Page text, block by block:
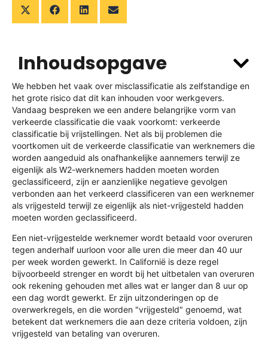
Inhoudsopgave
We hebben het vaak over misclassificatie als zelfstandige en
het grote risico dat dit kan inhouden voor werkgevers.
Vandaag bespreken we een andere belangrijke vorm van
verkeerde classificatie die vaak voorkomt: verkeerde
classificatie bij vrijstellingen. Net als bij problemen die
voortkomen uit de verkeerde classificatie van werknemers die
worden aangeduid als onafhankelijke aannemers terwijl ze
eigenlijk als W2-werknemers hadden moeten worden
geclassificeerd, zijn er aanzienlijke negatieve gevolgen
verbonden aan het verkeerd classificeren van een werknemer
als vrijgesteld terwijl ze eigenlijk als niet-vrijgesteld hadden
moeten worden geclassificeerd.
Een niet-vrijgestelde werknemer wordt betaald voor overuren
tegen anderhalf uurloon voor alle uren die meer dan 40 uur
per week worden gewerkt. In Californië is deze regel
bijvoorbeeld strenger en wordt bij het uitbetalen van overuren
ook rekening gehouden met alles wat er langer dan 8 uur op
een dag wordt gewerkt. Er zijn uitzonderingen op de
overwerkregels, en die worden "vrijgesteld" genoemd, wat
betekent dat werknemers die aan deze criteria voldoen, zijn
vrijgesteld van betaling van overuren.